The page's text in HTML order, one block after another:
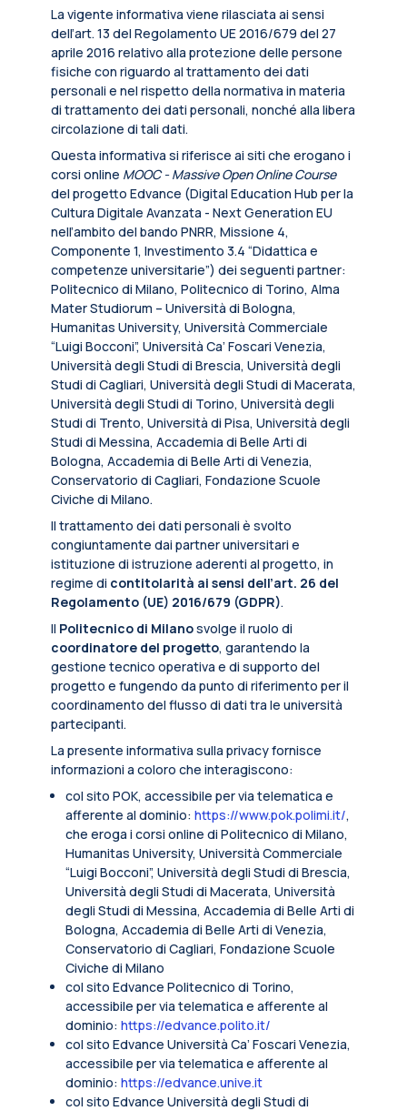
La vigente informativa viene rilasciata ai sensi
dell’art. 13 del Regolamento UE 2016/679 del 27
aprile 2016 relativo alla protezione delle persone
fisiche con riguardo al trattamento dei dati
personali e nel rispetto della normativa in materia
di trattamento dei dati personali, nonché alla libera
circolazione di tali dati.
Questa informativa si riferisce ai siti che erogano i
corsi online MOOC - Massive Open Online Course
del progetto Edvance (Digital Education Hub per la
Cultura Digitale Avanzata - Next Generation EU
nell’ambito del bando PNRR, Missione 4,
Componente 1, Investimento 3.4 “Didattica e
competenze universitarie”) dei seguenti partner:
Politecnico di Milano, Politecnico di Torino, Alma
Mater Studiorum – Università di Bologna,
Humanitas University, Università Commerciale
“Luigi Bocconi”, Università Ca’ Foscari Venezia,
Università degli Studi di Brescia, Università degli
Studi di Cagliari, Università degli Studi di Macerata,
Università degli Studi di Torino, Università degli
Studi di Trento, Università di Pisa, Università degli
Studi di Messina, Accademia di Belle Arti di
Bologna, Accademia di Belle Arti di Venezia,
Conservatorio di Cagliari, Fondazione Scuole
Civiche di Milano.
Il trattamento dei dati personali è svolto
congiuntamente dai partner universitari e
istituzione di istruzione aderenti al progetto, in
regime di contitolarità ai sensi dell’art. 26 del
Regolamento (UE) 2016/679 (GDPR).
Il Politecnico di Milanosvolge il ruolo di
coordinatore del progetto, garantendo la
gestione tecnico operativa e di supporto del
progetto e fungendo da punto di riferimento per il
coordinamento del flusso di dati tra le università
partecipanti.
La presente informativa sulla privacy fornisce
informazioni a coloro che interagiscono:
col sito POK, accessibile per via telematica e
afferente al dominio: https://www.pok.polimi.it/,
che eroga i corsi online di Politecnico di Milano,
Humanitas University, Università Commerciale
“Luigi Bocconi”, Università degli Studi di Brescia,
Università degli Studi di Macerata, Università
degli Studi di Messina, Accademia di Belle Arti di
Bologna, Accademia di Belle Arti di Venezia,
Conservatorio di Cagliari, Fondazione Scuole
Civiche di Milano
col sito Edvance Politecnico di Torino,
accessibile per via telematica e afferente al
dominio: https://edvance.polito.it/
col sito Edvance Università Ca’ Foscari Venezia,
accessibile per via telematica e afferente al
dominio: https://edvance.unive.it
col sito Edvance Università degli Studi di